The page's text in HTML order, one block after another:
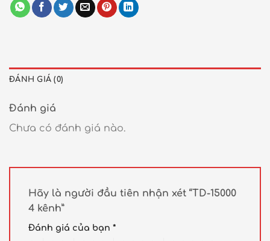
ĐÁNH GIÁ (0)
Đánh giá
Chưa có đánh giá nào.
Hãy là người đầu tiên nhận xét “TD-15000
4 kênh”
Đánh giá của bạn *